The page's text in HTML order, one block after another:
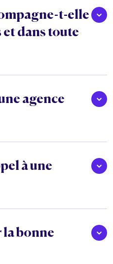
t-elle
et dans toute
agence
à une
bonne